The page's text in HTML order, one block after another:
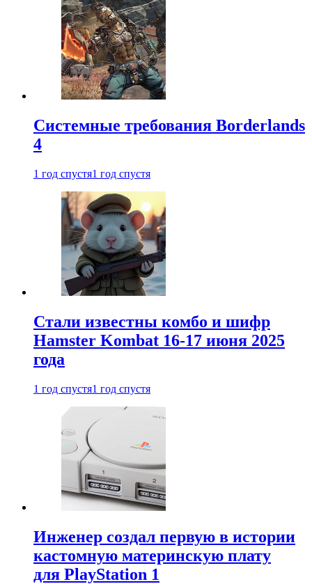
Системные требования Borderlands
4
1 год спустя1 год спустя
Стали известны комбо и шифр
Hamster Kombat 16-17 июня 2025
года
1 год спустя1 год спустя
Инженер создал первую в истории
кастомную материнскую плату
для PlayStation 1